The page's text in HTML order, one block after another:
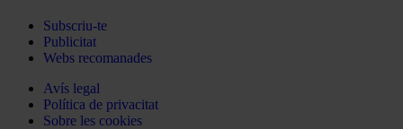
Subscriu-te
Publicitat
Webs recomanades
Avís legal
Política de privacitat
Sobre les cookies